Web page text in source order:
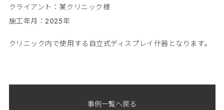
クライアント：某クリニック様
施工年月：2025年
クリニック内で使用する自立式ディスプレイ什器となります。
事例一覧へ戻る